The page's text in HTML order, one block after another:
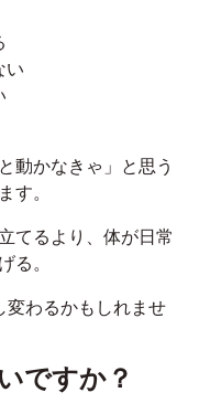
い
動かなきゃ」と思う
す。
てるより、体が日常
る。
変わるかもしれませ
ですか？